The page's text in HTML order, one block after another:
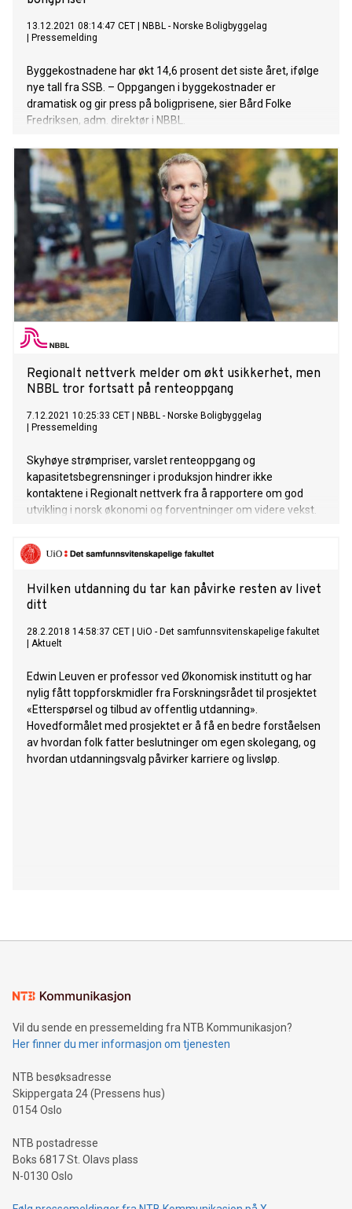
13.12.2021 08:14:47 CET
NBBL - Norske Boligbyggelag
Pressemelding
Byggekostnadene har økt 14,6 prosent det siste året, ifølge
nye tall fra SSB. – Oppgangen i byggekostnader er
dramatisk og gir press på boligprisene, sier Bård Folke
Fredriksen, adm. direktør i NBBL.
Regionalt nettverk melder om økt usikkerhet, men
NBBL tror fortsatt på renteoppgang
7.12.2021 10:25:33 CET
NBBL - Norske Boligbyggelag
Pressemelding
Skyhøye strømpriser, varslet renteoppgang og
kapasitetsbegrensninger i produksjon hindrer ikke
kontaktene i Regionalt nettverk fra å rapportere om god
utvikling i norsk økonomi og forventninger om videre vekst.
pandemitiltak.
Hvilken utdanning du tar kan påvirke resten av livet
ditt
28.2.2018 14:58:37 CET
UiO - Det samfunnsvitenskapelige fakultet
Aktuelt
Edwin Leuven er professor ved Økonomisk institutt og har
nylig fått toppforskmidler fra Forskningsrådet til prosjektet
«Etterspørsel og tilbud av offentlig utdanning».
Hovedformålet med prosjektet er å få en bedre forståelsen
av hvordan folk fatter beslutninger om egen skolegang, og
hvordan utdanningsvalg påvirker karriere og livsløp.
Vil du sende en pressemelding fra NTB Kommunikasjon?
Her finner du mer informasjon om tjenesten
NTB besøksadresse
Skippergata 24 (Pressens hus)
0154 Oslo
NTB postadresse
Boks 6817 St. Olavs plass
N-0130 Oslo